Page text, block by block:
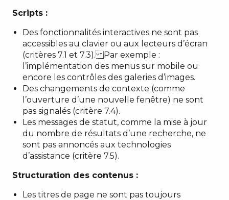
Scripts :
Des fonctionnalités interactives ne sont pas
accessibles au clavier ou aux lecteurs d’écran
(critères 7.1 et 7.3). Par exemple :
l’implémentation des menus sur mobile ou
encore les contrôles des galeries d’images.
Des changements de contexte (comme
l’ouverture d’une nouvelle fenêtre) ne sont
pas signalés (critère 7.4).
Les messages de statut, comme la mise à jour
du nombre de résultats d’une recherche, ne
sont pas annoncés aux technologies
d’assistance (critère 7.5).
Structuration des contenus :
Les titres de page ne sont pas toujours